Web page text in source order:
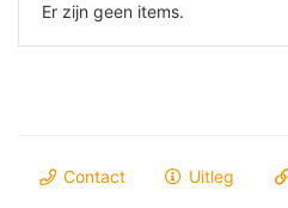
Er zijn geen items.
Contact Uitleg